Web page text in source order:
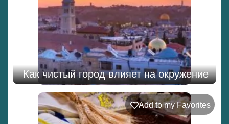
Как чистый город влияет на окружение
Add to my Favorites